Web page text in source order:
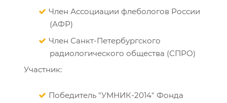
Член Ассоциации флебологов России
(АФР)
Член Санкт-Петербургского
радиологического общества (СПРО)
Участник:
Победитель "УМНИК-2014" Фонда